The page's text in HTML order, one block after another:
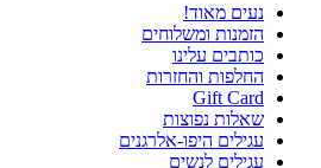
נעים מאוד!
הזמנות ומשלוחים
כותבים עלינו
החלפות והחזרות
Gift Card
שאלות נפוצות
עגילים היפו-אלרגנים
עגילים לנשים